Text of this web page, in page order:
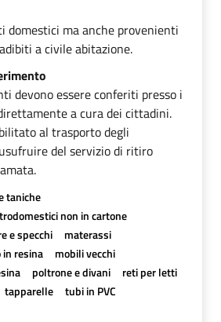
domestici ma anche provenienti
a civile abitazione.
devono essere conferiti presso i
a cura dei cittadini.
al trasporto degli
del servizio di ritiro
taniche
non in cartone
e specchi
materassi
resina
mobili vecchi
poltrone e divani
reti per letti
tapparelle tubi in PVC